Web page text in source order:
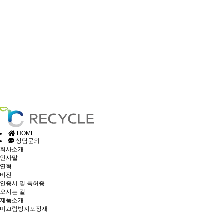
HOME
상담문의
회사소개
인사말
연혁
비전
인증서 및 특허증
오시는 길
제품소개
미끄럼방지포장재